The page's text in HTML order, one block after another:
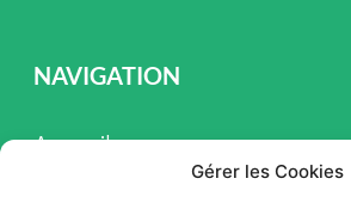
Gérer les Cookies
NAVIGATION
Accueil